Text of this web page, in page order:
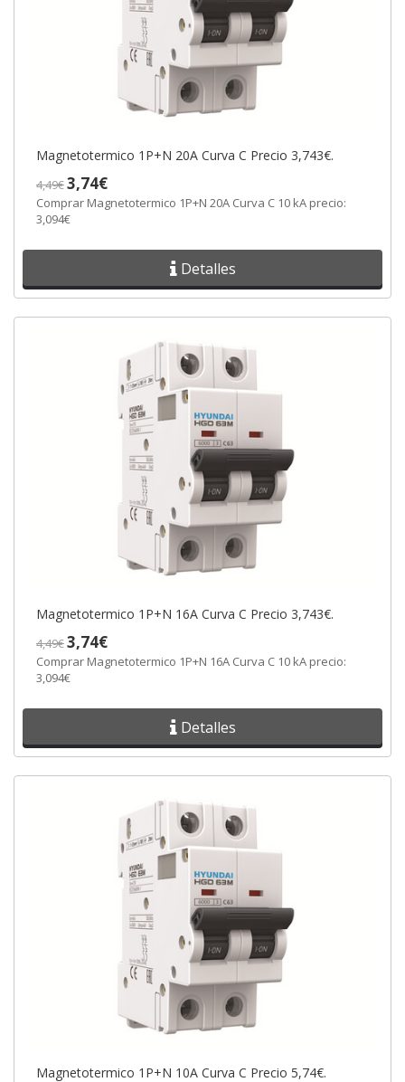
Magnetotermico 1P+N 20A Curva C Precio 3,743€.
4,49€3,74€
Comprar Magnetotermico 1P+N 20A Curva C 10 kA precio:
3,094€
Detalles
Magnetotermico 1P+N 16A Curva C Precio 3,743€.
4,49€3,74€
Comprar Magnetotermico 1P+N 16A Curva C 10 kA precio:
3,094€
Detalles
Magnetotermico 1P+N 10A Curva C Precio 5,74€.